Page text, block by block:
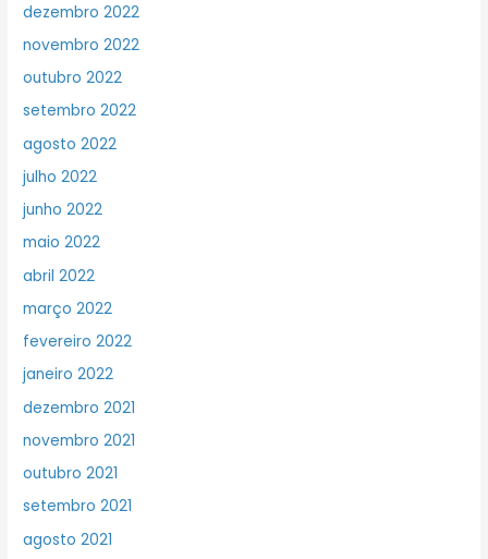
dezembro 2022
novembro 2022
outubro 2022
setembro 2022
agosto 2022
julho 2022
junho 2022
maio 2022
abril 2022
março 2022
fevereiro 2022
janeiro 2022
dezembro 2021
novembro 2021
outubro 2021
setembro 2021
agosto 2021